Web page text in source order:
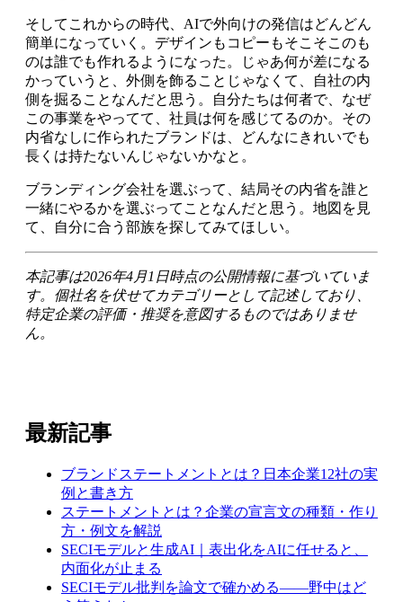
そしてこれからの時代、AIで外向けの発信はどんどん
簡単になっていく。デザインもコピーもそこそこのも
のは誰でも作れるようになった。じゃあ何が差になる
かっていうと、外側を飾ることじゃなくて、自社の内
側を掘ることなんだと思う。自分たちは何者で、なぜ
この事業をやってて、社員は何を感じてるのか。その
内省なしに作られたブランドは、どんなにきれいでも
長くは持たないんじゃないかなと。
ブランディング会社を選ぶって、結局その内省を誰と
一緒にやるかを選ぶってことなんだと思う。地図を見
て、自分に合う部族を探してみてほしい。
本記事は2026年4月1日時点の公開情報に基づいていま
す。個社名を伏せてカテゴリーとして記述しており、
特定企業の評価・推奨を意図するものではありませ
ん。
最新記事
ブランドステートメントとは？日本企業12社の実
例と書き方
ステートメントとは？企業の宣言文の種類・作り
方・例文を解説
SECIモデルと生成AI｜表出化をAIに任せると、
内面化が止まる
SECIモデル批判を論文で確かめる——野中はど